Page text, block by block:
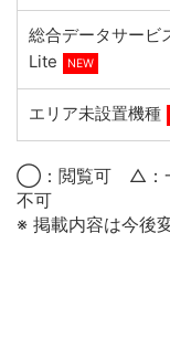
総合データサービ
Lite
NEW
エリア未設置機種
◯：閲覧可 △：一
不可
※ 掲載内容は今後